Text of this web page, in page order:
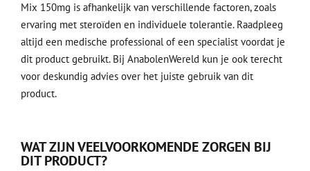
Mix 150mg is afhankelijk van verschillende factoren, zoals
ervaring met steroïden en individuele tolerantie. Raadpleeg
altijd een medische professional of een specialist voordat je
dit product gebruikt. Bij AnabolenWereld kun je ook terecht
voor deskundig advies over het juiste gebruik van dit
product.
WAT ZIJN VEELVOORKOMENDE ZORGEN BIJ
DIT PRODUCT?